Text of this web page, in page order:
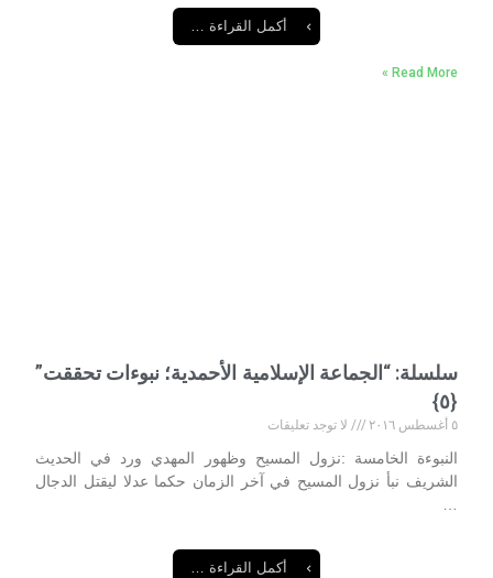
أكمل القراءة …
Read More »
سلسلة: “الجماعة الإسلامية الأحمدية؛ نبوءات تحققت”
{٥}
٥ أغسطس ٢٠١٦
لا توجد تعليقات
النبوءة الخامسة :نزول المسيح وظهور المهدي ورد في الحديث
الشريف نبأ نزول المسيح في آخر الزمان حكما عدلا ليقتل الدجال
أكمل القراءة …